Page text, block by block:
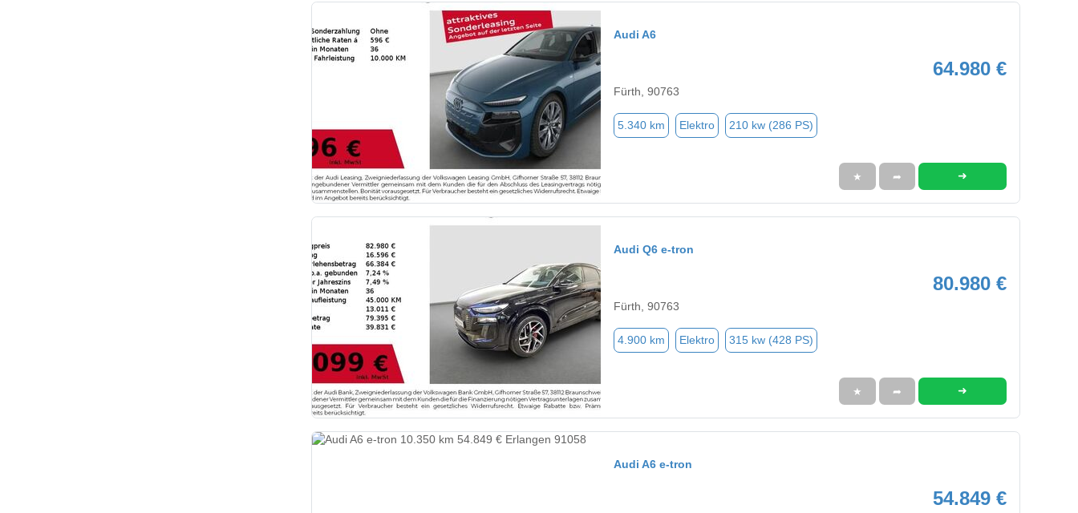
Audi A6
64.980 €
Fürth, 90763
5.340 km Elektro 210 kw (286 PS)
★ ➦ ➜
Audi Q6 e-tron
80.980 €
Fürth, 90763
4.900 km Elektro 315 kw (428 PS)
★ ➦ ➜
Audi A6 e-tron
54.849 €